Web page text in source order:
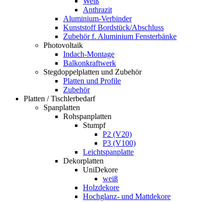
Anthrazit
Aluminium-Verbinder
Kunststoff Bordstück/Abschluss
Zubehör f. Aluminium Fensterbänke
Photovoltaik
Indach-Montage
Balkonkraftwerk
Stegdoppelplatten und Zubehör
Platten und Profile
Zubehör
Platten / Tischlerbedarf
Spanplatten
Rohspanplatten
Stumpf
P2 (V20)
P3 (V100)
Leichtspanplatte
Dekorplatten
UniDekore
weiß
Holzdekore
Hochglanz- und Mattdekore